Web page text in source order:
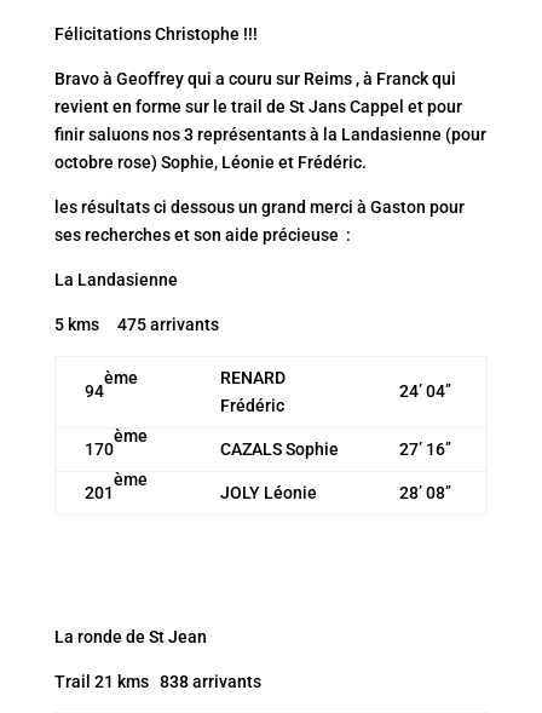
Félicitations Christophe !!!
Bravo à Geoffrey qui a couru sur Reims , à Franck qui
revient en forme sur le trail de St Jans Cappel et pour
finir saluons nos 3 représentants à la Landasienne (pour
octobre rose) Sophie, Léonie et Frédéric.
les résultats ci dessous un grand merci à Gaston pour
ses recherches et son aide précieuse :
La Landasienne
5 kms 475 arrivants
94
ème
RENARD
Frédéric
24’ 04’’
170
ème
CAZALS Sophie 27’ 16’’
201
ème
JOLY Léonie 28’ 08’’
La ronde de St Jean
Trail 21 kms 838 arrivants